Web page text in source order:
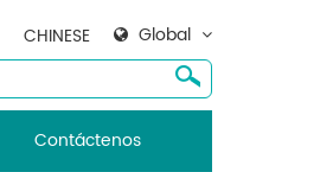
Global
CHINESE
Contáctenos